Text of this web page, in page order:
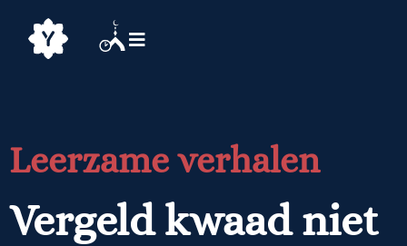
Leerzame verhalen
Vergeld kwaad niet